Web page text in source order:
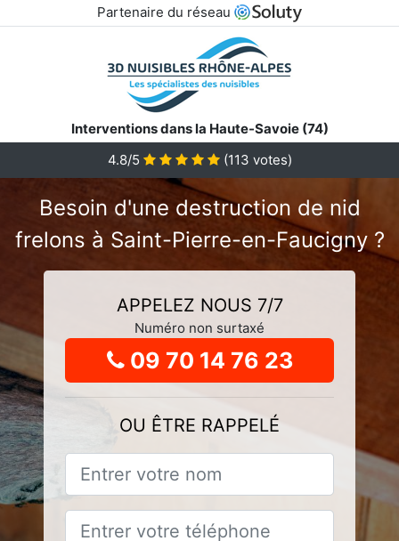
Partenaire du réseau
Interventions dans la Haute-Savoie (74)
4.8/5 (113 votes)
Besoin d'une destruction de nid
frelons à Saint-Pierre-en-Faucigny ?
APPELEZ NOUS 7/7
Numéro non surtaxé
09 70 14 76 23
OU ÊTRE RAPPELÉ